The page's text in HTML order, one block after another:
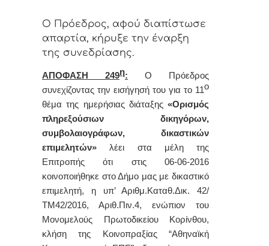
Ο Πρόεδρος, αφού διαπίστωσε
απαρτία, κήρυξε την έναρξη
της συνεδρίασης.
ΑΠΟΦΑΣΗ 249η: Ο Πρόεδρος
συνεχίζοντας την εισήγησή του για το 11ο
θέμα της ημερήσιας διάταξης «Ορισμός
πληρεξούσιων δικηγόρων,
συμβολαιογράφων, δικαστικών
επιμελητών»λέει στα μέλη της
Επιτροπής ότι στις 06-06-2016
κοινοποιήθηκε στο Δήμο μας με δικαστικό
επιμελητή, η υπ’ Αριθμ.Καταθ.Δικ. 42/
ΤΜ42/2016, Αριθ.Πιν.4, ενώπιον του
Μονομελούς Πρωτοδικείου Κορίνθου,
κλήση της Κοινοπραξίας “Αθηναϊκή